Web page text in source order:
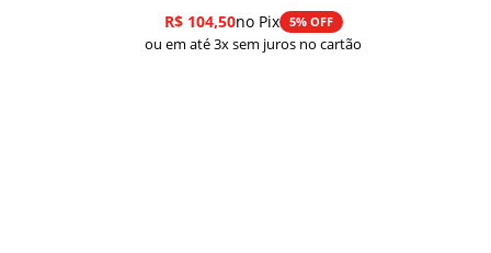
R$104,50no Pix 5% OFF
ou em até 3x sem juros no cartão